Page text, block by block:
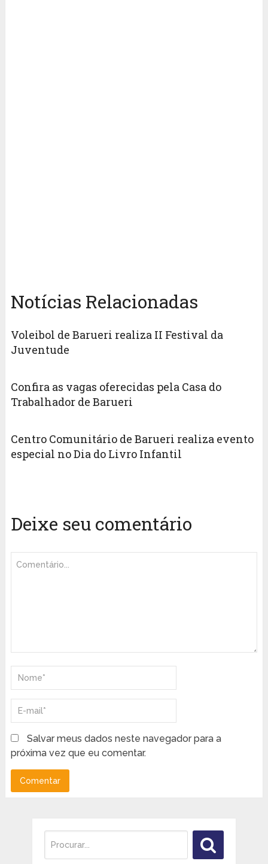
Notícias Relacionadas
Voleibol de Barueri realiza II Festival da
Juventude
Confira as vagas oferecidas pela Casa do
Trabalhador de Barueri
Centro Comunitário de Barueri realiza evento
especial no Dia do Livro Infantil
Deixe seu comentário
Salvar meus dados neste navegador para a
próxima vez que eu comentar.